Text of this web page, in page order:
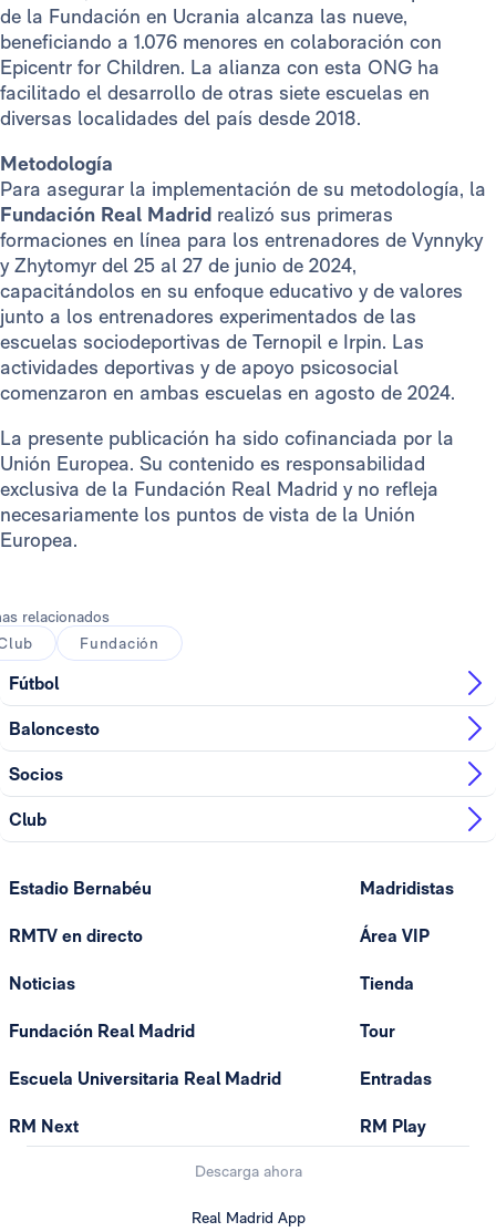
de la Fundación en Ucrania alcanza las nueve,
beneficiando a 1.076 menores en colaboración con
Epicentr for Children. La alianza con esta ONG ha
facilitado el desarrollo de otras siete escuelas en
diversas localidades del país desde 2018.
Metodología
Para asegurar la implementación de su metodología, la
Fundación Real Madrid realizó sus primeras
formaciones en línea para los entrenadores de Vynnyky
y Zhytomyr del 25 al 27 de junio de 2024,
capacitándolos en su enfoque educativo y de valores
junto a los entrenadores experimentados de las
escuelas sociodeportivas de Ternopil e Irpin. Las
actividades deportivas y de apoyo psicosocial
comenzaron en ambas escuelas en agosto de 2024.
La presente publicación ha sido cofinanciada por la
Unión Europea. Su contenido es responsabilidad
exclusiva de la Fundación Real Madrid y no refleja
necesariamente los puntos de vista de la Unión
Europea.
relacionados
Fundación
Fútbol
Baloncesto
Socios
Club
Estadio Bernabéu
RMTV en directo
Noticias
Fundación Real Madrid
Escuela Universitaria Real Madrid
RM Next
Madridistas
Área VIP
Tienda
Tour
Entradas
RM Play
Descarga ahora
Real Madrid App